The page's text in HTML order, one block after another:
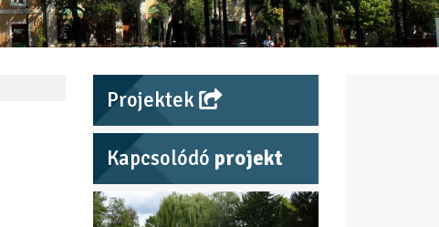
Projektek
Kapcsolódó projekt